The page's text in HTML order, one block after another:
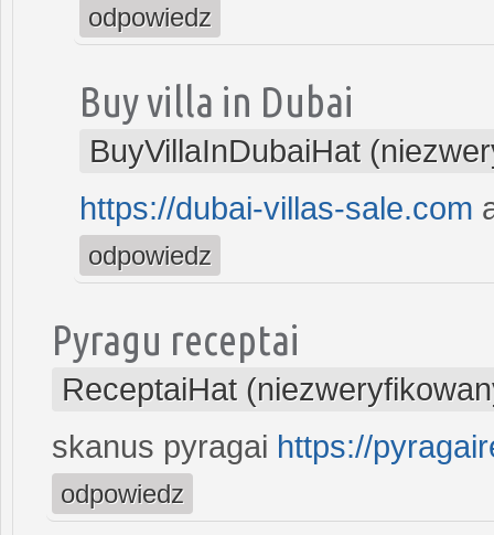
odpowiedz
Buy villa in Dubai
BuyVillaInDubaiHat
https://dubai-villas-sale.com
odpowiedz
Pyragu receptai
ReceptaiHat
skanus pyragai https://
odpowiedz